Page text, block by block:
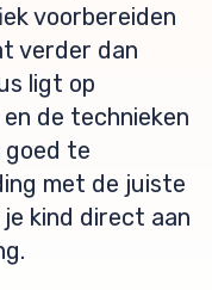
voorbereiden
verder dan
ligt op
de technieken
goed te
met de juiste
kind direct aan